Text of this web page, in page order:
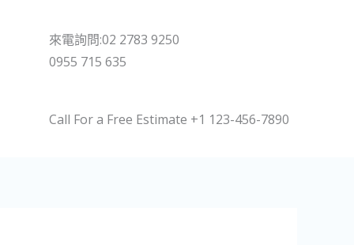
來電詢問:02 2783 9250
0955 715 635
Call For a Free Estimate +1 123-456-7890